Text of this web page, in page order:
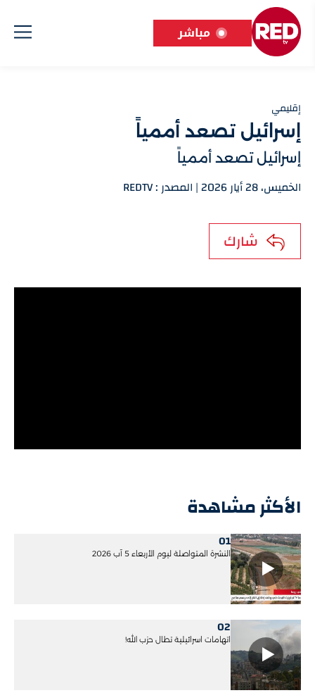
مباشر
إقليمي
إسرائيل تصعد أممياً
إسرائيل تصعد أممياً
الخميس، 28 أيار 2026 | المصدر : REDTV
شارك
الأكثر مشاهدة
01
النشرة المتواصلة ليوم الأربعاء 5 آب 2026
02
اتهامات اسرائيلية تطال حزب الله!